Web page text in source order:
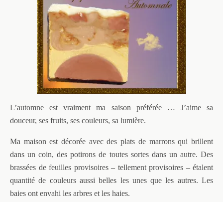
L’automne est vraiment ma saison préférée … J’aime sa
douceur, ses fruits, ses couleurs, sa lumière.
Ma maison est décorée avec des plats de marrons qui brillent
dans un coin, des potirons de toutes sortes dans un autre. Des
brassées de feuilles provisoires – tellement provisoires – étalent
quantité de couleurs aussi belles les unes que les autres. Les
baies ont envahi les arbres et les haies.